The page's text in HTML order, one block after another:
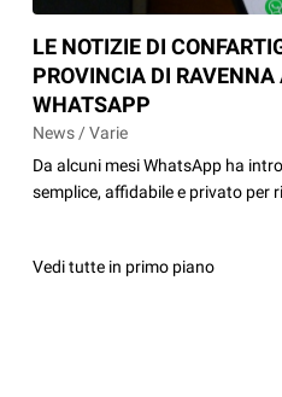
LE NOTIZIE DI
PROVINCIA DI RAVENNA
WHATSAPP
News / Varie
Da alcuni mesi WhatsApp ha
semplice, affidabile e privato per
Vedi tutte in primo piano